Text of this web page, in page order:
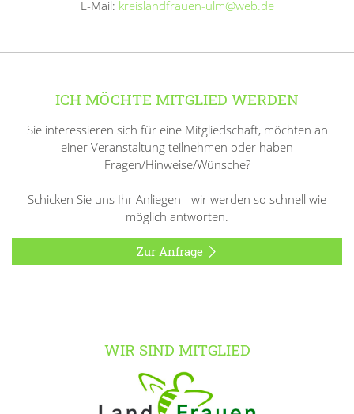
E-Mail: kreislandfrauen-ulm@web.de
ICH MÖCHTE MITGLIED WERDEN
Sie interessieren sich für eine Mitgliedschaft, möchten an
einer Veranstaltung teilnehmen oder haben
Fragen/Hinweise/Wünsche?
Schicken Sie uns Ihr Anliegen - wir werden so schnell wie
möglich antworten.
Zur Anfrage
WIR SIND MITGLIED